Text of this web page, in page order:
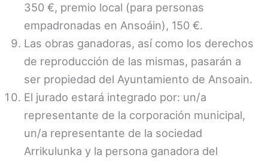
350 €, premio local (para personas
empadronadas en Ansoáin), 150 €.
Las obras ganadoras, así como los derechos
de reproducción de las mismas, pasarán a
ser propiedad del Ayuntamiento de Ansoain.
El jurado estará integrado por: un/a
representante de la corporación municipal,
un/a representante de la sociedad
Arrikulunka y la persona ganadora del